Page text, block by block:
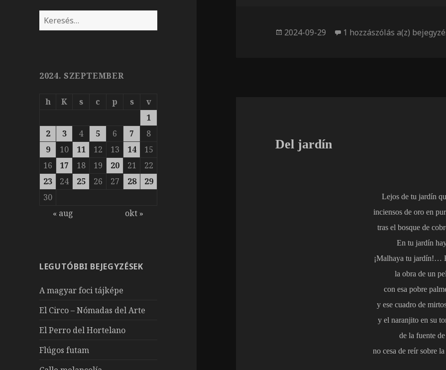
Keresés:
2024. SZEPTEMBER
h K s c p s
v
1
2
3 4 5 6 7
8
9
10 11 12 13 14
15
16
17 18 19 20 21
22
23
24 25 26 27 28
29
30
« aug
okt »
LEGUTÓBBI BEJEGYZÉSEK
A magyar foci tájképe
El Circo – Nómadas del Arte
El Perro del Hortelano
Flúgos futam
o
e
Közzétéve
2024-09-29 1 hozzászólás a(z) Tambor
Del jardín
Lejos de tu jardín
inciensos de oro en
tras el bosque de
En tu jardín
¡Malhaya tu jardín!…
la obra de un
con esa pobre
y ese cuadro de
y el naranjito en su
de la fuente
no cesa de reír sobre